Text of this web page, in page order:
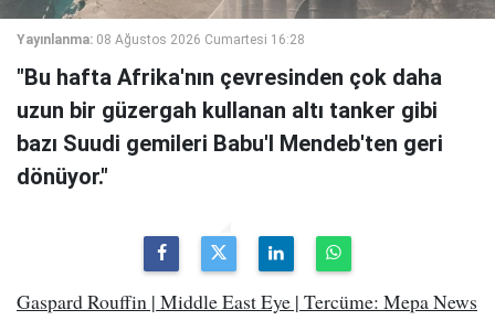
Yayınlanma: 08 Ağustos 2026 Cumartesi 16:28
"Bu hafta Afrika'nın çevresinden çok daha
uzun bir güzergah kullanan altı tanker gibi
bazı Suudi gemileri Babu'l Mendeb'ten geri
dönüyor."
Gaspard Rouffin | Middle East Eye | Tercüme: Mepa News